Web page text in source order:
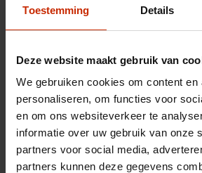
Toestemming Details
Deze website maakt gebruik van
We gebruiken cookies om content en
personaliseren, om functies voor
en om ons websiteverkeer te
informatie over uw gebruik van onze
partners voor social media,
partners kunnen deze gegevens